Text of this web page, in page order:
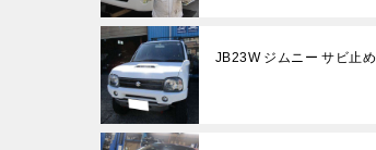
JB23W ジムニー サビ止め